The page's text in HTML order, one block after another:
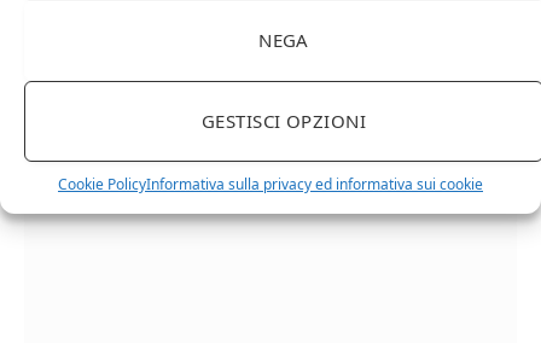
NEGA
GESTISCI OPZIONI
Cookie PolicyInformativa sulla privacy ed informativa sui cookie
(box 3 x 0,75l) Mr. Vino bianco